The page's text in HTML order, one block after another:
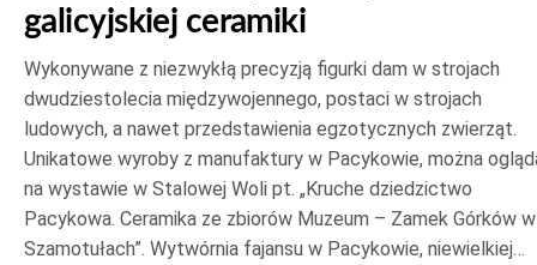
galicyjskiej ceramiki
Wykonywane z niezwykłą precyzją figurki dam w strojach
dwudziestolecia międzywojennego, postaci w strojach
ludowych, a nawet przedstawienia egzotycznych zwierząt.
Unikatowe wyroby z manufaktury w Pacykowie, można
na wystawie w Stalowej Woli pt. „Kruche dziedzictwo
Pacykowa. Ceramika ze zbiorów Muzeum – Zamek Górków w
Szamotułach”. Wytwórnia fajansu w Pacykowie, niewielkiej…